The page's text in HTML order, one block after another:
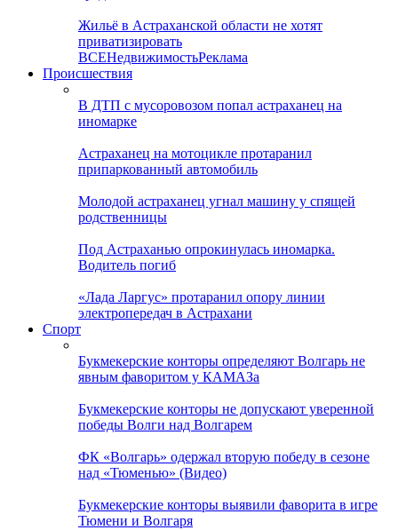
Жильё в Астраханской области не хотят
приватизировать
ВСЕНедвижимостьРеклама
Происшествия
В ДТП с мусоровозом попал астраханец на
иномарке
Астраханец на мотоцикле протаранил
припаркованный автомобиль
Молодой астраханец угнал машину у спящей
родственницы
Под Астраханью опрокинулась иномарка.
Водитель погиб
«Лада Ларгус» протаранил опору линии
электропередач в Астрахани
Спорт
Букмекерские конторы определяют Волгарь не
явным фаворитом у КАМАЗа
Букмекерские конторы не допускают уверенной
победы Волги над Волгарем
ФК «Волгарь» одержал вторую победу в сезоне
над «Тюменью» (Видео)
Букмекерские конторы выявили фаворита в игре
Тюмени и Волгаря